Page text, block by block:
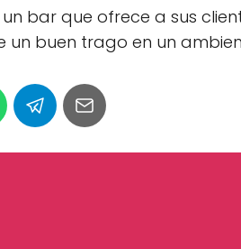
un bar que ofrece a sus
un buen trago en un